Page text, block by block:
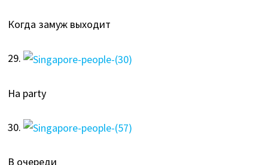
Когда замуж выходит
29.
На party
30.
В очереди